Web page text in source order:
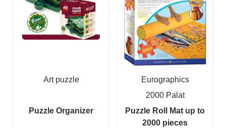
Art puzzle
Puzzle Organizer
Eurographics
2000 Palat
Puzzle Roll Mat up to
2000 pieces